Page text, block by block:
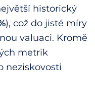
historický
), což do jisté míry
valuaci. Kromě
metrik
neziskovosti